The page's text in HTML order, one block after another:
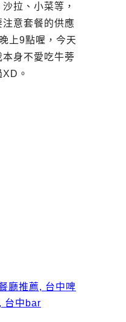
拉、小菜等，
意套餐的供應
上9點喔，今天
身不愛吃牛蒡
。